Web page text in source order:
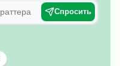
Спросить